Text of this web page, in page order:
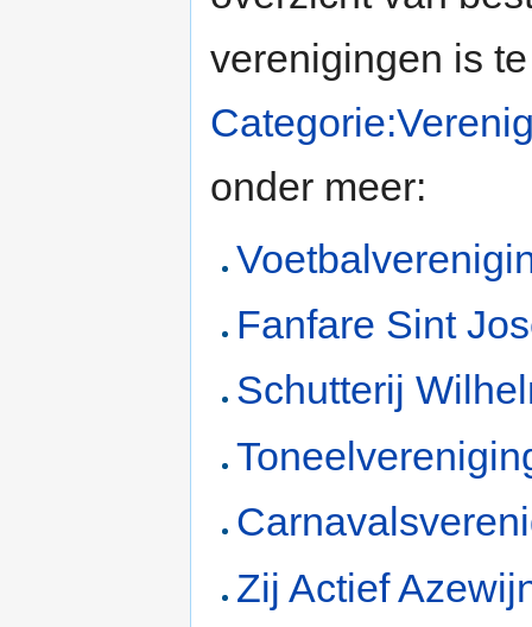
verenigingen is
onder meer:
Fanfare Sint
Schutterij
Zij Actief